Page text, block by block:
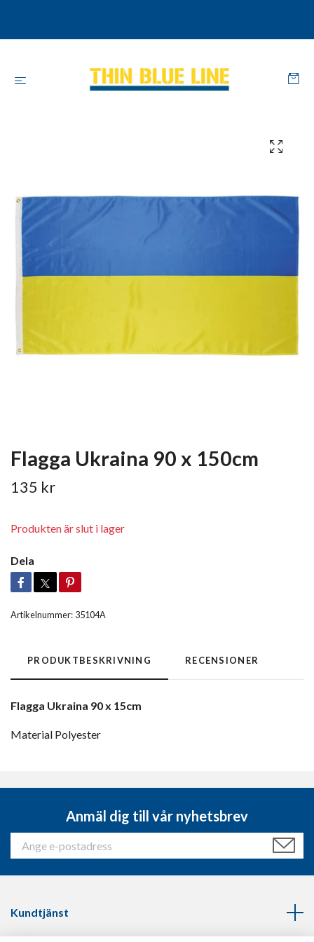
Flagga Ukraina 90 x 150cm
135 kr
Produkten är slut i lager
Dela
Artikelnummer: 35104A
PRODUKTBESKRIVNING RECENSIONER
Flagga Ukraina 90 x 15cm
Material Polyester
Anmäl dig till vår nyhetsbrev
Kundtjänst